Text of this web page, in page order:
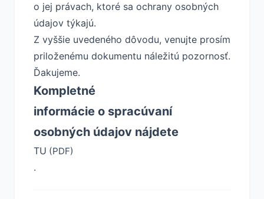
o jej právach, ktoré sa ochrany osobných
údajov týkajú.
Z vyššie uvedeného dôvodu, venujte prosím
priloženému dokumentu náležitú pozornosť.
Ďakujeme.
Kompletné
informácie o spracúvaní
osobných údajov nájdete
TU (PDF)
.